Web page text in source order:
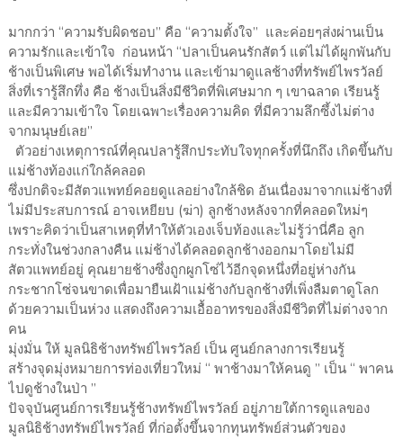
มากกว่า “ความรับผิดชอบ” คือ “ความตั้งใจ” และค่อยๆส่งผ่านเป็น
ความรักและเข้าใจ ก่อนหน้า “ปลาเป็นคนรักสัตว์ แต่ไม่ได้ผูกพันกับ
ช้างเป็นพิเศษ พอได้เริ่มทำงาน และเข้ามาดูแลช้างที่ทรัพย์ไพรวัลย์
สิ่งที่เรารู้สึกทึ่ง คือ ช้างเป็นสิ่งมีชีวิตที่พิเศษมาก ๆ เขาฉลาด เรียนรู้
และมีความเข้าใจ โดยเฉพาะเรื่องความคิด ที่มีความลึกซึ้งไม่ต่าง
จากมนุษย์เลย”
ตัวอย่างเหตุการณ์ที่คุณปลารู้สึกประทับใจทุกครั้งที่นึกถึง เกิดขึ้นกับ
แม่ช้างท้องแก่ใกล้คลอด
ซึ่งปกติจะมีสัตวแพทย์คอยดูแลอย่างใกล้ชิด อันเนื่องมาจากแม่ช้างที่
ไม่มีประสบการณ์ อาจเหยียบ (ฆ่า) ลูกช้างหลังจากที่คลอดใหม่ๆ
เพราะคิดว่าเป็นสาเหตุที่ทำให้ตัวเองเจ็บท้องและไม่รู้ว่านี่คือ ลูก
กระทั่งในช่วงกลางคืน แม่ช้างได้คลอดลูกช้างออกมาโดยไม่มี
สัตวแพทย์อยู่ คุณยายช้างซึ่งถูกผูกโซ่ไว้อีกจุดหนึ่งที่อยู่ห่างกัน
กระชากโซ่จนขาดเพื่อมายืนเฝ้าแม่ช้างกับลูกช้างที่เพิ่งลืมตาดูโลก
ด้วยความเป็นห่วง แสดงถึงความเอื้ออาทรของสิ่งมีชีวิตที่ไม่ต่างจาก
คน
มุ่งมั่น ให้ มูลนิธิช้างทรัพย์ไพรวัลย์ เป็น ศูนย์กลางการเรียนรู้
สร้างจุดมุ่งหมายการท่องเที่ยวใหม่ “ พาช้างมาให้คนดู ” เป็น “ พาคน
ไปดูช้างในป่า ”
ปัจจุบันศูนย์การเรียนรู้ช้างทรัพย์ไพรวัลย์ อยู่ภายใต้การดูแลของ
มูลนิธิช้างทรัพย์ไพรวัลย์ ที่ก่อตั้งขึ้นจากทุนทรัพย์ส่วนตัวของ